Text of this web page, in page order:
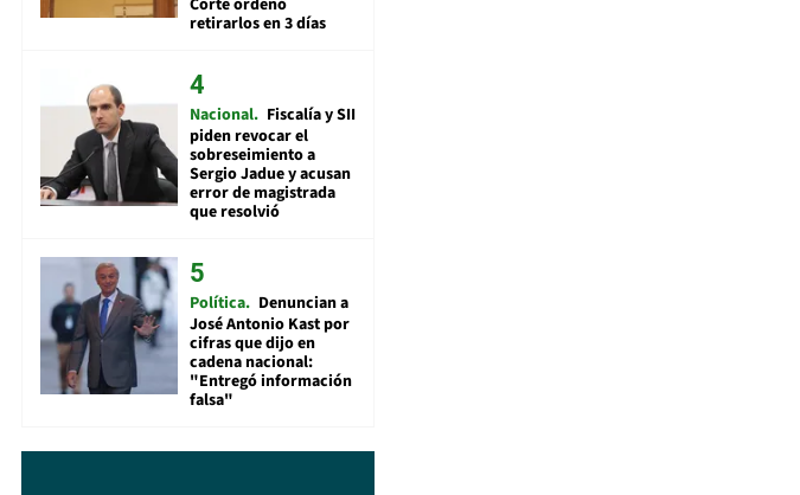
retirarlos en 3 días
Nacional Fiscalía y SII
piden revocar el
sobreseimiento a
Sergio Jadue y acusan
error de magistrada
que resolvió
Política Denuncian a
José Antonio Kast por
cifras que dijo en
cadena nacional:
"Entregó información
falsa"